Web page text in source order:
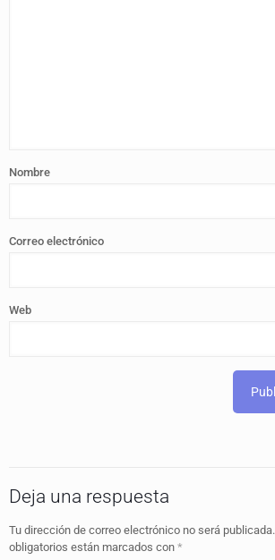
Nombre
Correo electrónico
Web
Deja una respuesta
Tu dirección de correo electrónico no será publicada.
obligatorios están marcados con *